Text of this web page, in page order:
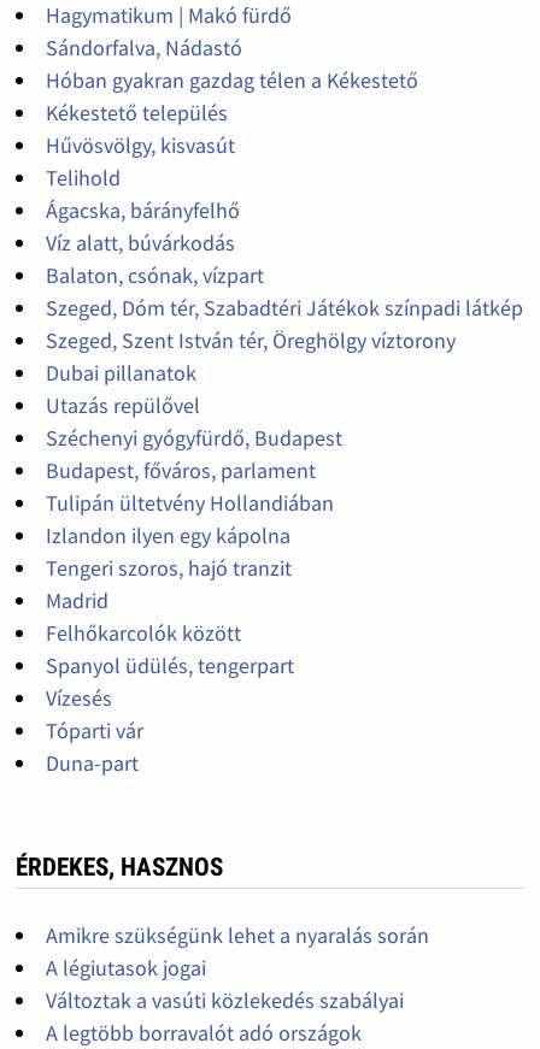
Hagymatikum | Makó fürdő
Sándorfalva, Nádastó
Hóban gyakran gazdag télen a Kékestető
Kékestető település
Hűvösvölgy, kisvasút
Telihold
Ágacska, bárányfelhő
Víz alatt, búvárkodás
Balaton, csónak, vízpart
Szeged, Dóm tér, Szabadtéri Játékok színpadi látkép
Szeged, Szent István tér, Öreghölgy víztorony
Dubai pillanatok
Utazás repülővel
Széchenyi gyógyfürdő, Budapest
Budapest, főváros, parlament
Tulipán ültetvény Hollandiában
Izlandon ilyen egy kápolna
Tengeri szoros, hajó tranzit
Madrid
Felhőkarcolók között
Spanyol üdülés, tengerpart
Vízesés
Tóparti vár
Duna-part
ÉRDEKES, HASZNOS
Amikre szükségünk lehet a nyaralás során
A légiutasok jogai
Változtak a vasúti közlekedés szabályai
A legtöbb borravalót adó országok